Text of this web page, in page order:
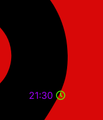
21:30